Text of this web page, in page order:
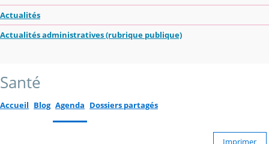
Actualités
Actualités administratives (rubrique publique)
Santé
Accueil Blog Agenda Dossiers partagés
Imprimer